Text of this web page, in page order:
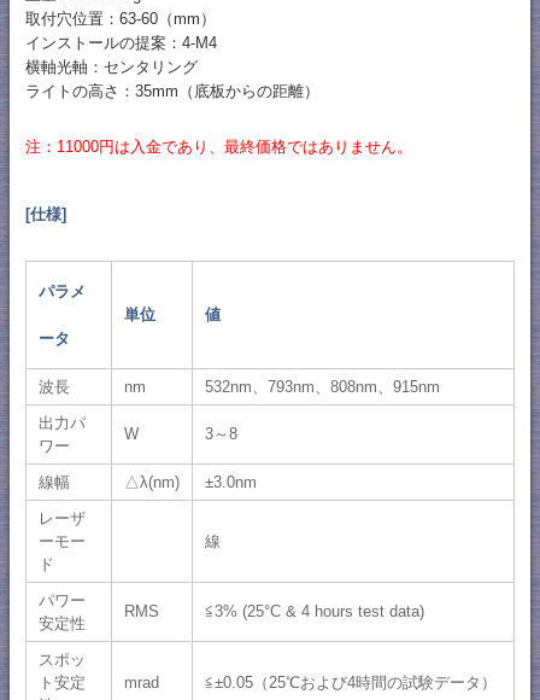
取付穴位置：63-60（mm）
インストールの提案：4-M4
横軸光軸：センタリング
ライトの高さ：35mm（底板からの距離）
注：11000円は入金であり、最終価格ではありません。
[仕様]
パラメ
ータ
単位 値
波長 nm
532nm、793nm、808nm、915nm
出力パ
ワー
W 3～8
線幅 △λ(nm)
±3.0nm
レーザ
ーモー
ド
線
パワー
安定性
RMS ≦3% (25°C & 4 hours test data)
スポッ
ト安定
mrad ≦±0.05（25℃および4時間の試験データ）